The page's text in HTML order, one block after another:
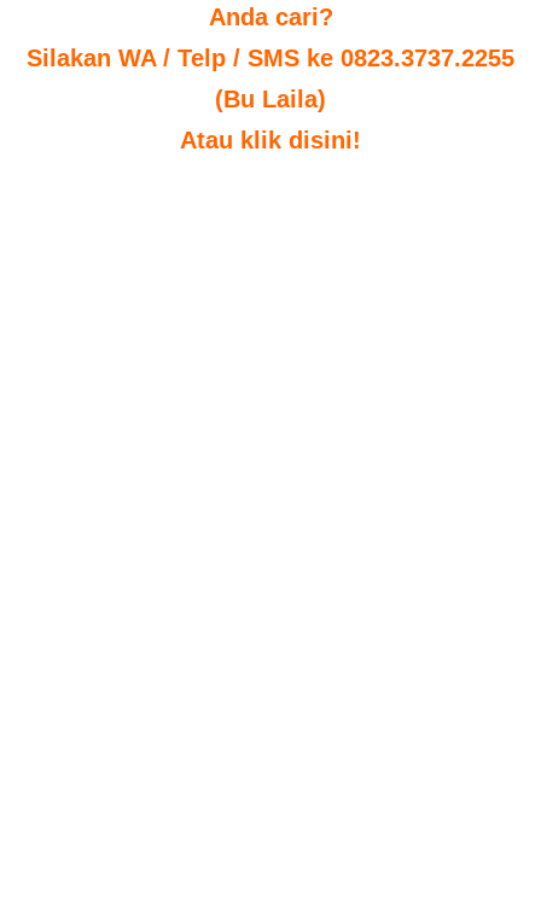
Anda cari?
Silakan WA / Telp / SMS ke 0823.3737.2255
(Bu Laila)
Atau klik disini!